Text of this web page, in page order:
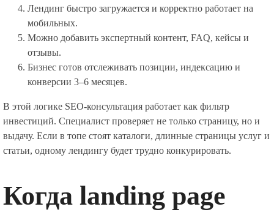
Лендинг быстро загружается и корректно работает на
мобильных.
Можно добавить экспертный контент, FAQ, кейсы и
отзывы.
Бизнес готов отслеживать позиции, индексацию и
конверсии 3–6 месяцев.
В этой логике SEO-консультация работает как фильтр
инвестиций. Специалист проверяет не только страницу, но и
выдачу. Если в топе стоят каталоги, длинные страницы услуг и
статьи, одному лендингу будет трудно конкурировать.
Когда landing page